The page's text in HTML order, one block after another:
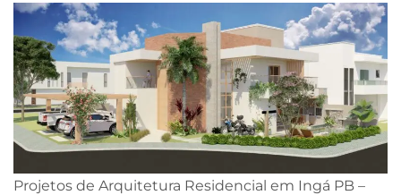
Projetos de Arquitetura Residencial em Ingá PB –